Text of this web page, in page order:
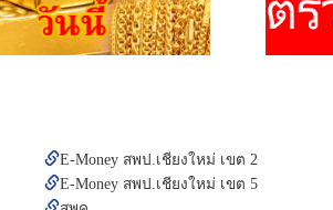
E-Money สพป.เชียงใหม่ เขต 2
E-Money สพป.เชียงใหม่ เขต 5